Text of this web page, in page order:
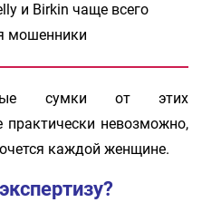
и Birkin чаще всего
мошенники
сумки от этих
практически невозможно,
каждой женщине.